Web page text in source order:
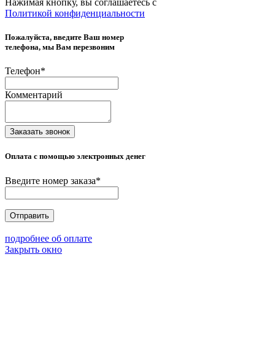
Нажимая кнопку, вы соглашаетесь с
Политикой конфиденциальности
Пожалуйста, введите Ваш номер
телефона, мы Вам перезвоним
Телефон*
Комментарий
Заказать звонок
Оплата с помощью электронных денег
Введите номер заказа*
Отправить
подробнее об оплате
Закрыть окно